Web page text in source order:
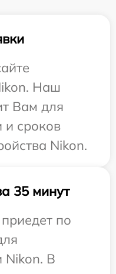
Наш
Вам для
и сроков
Nikon.
35 минут
по
Nikon. В